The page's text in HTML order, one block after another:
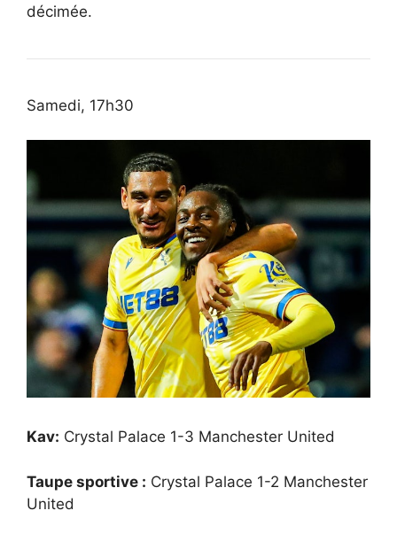
décimée.
Samedi, 17h30
Kav: Crystal Palace 1-3 Manchester United
Taupe sportive : Crystal Palace 1-2 Manchester
United